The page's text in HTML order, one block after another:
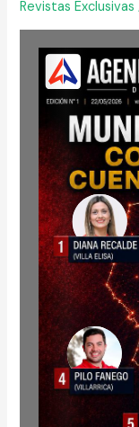
Revistas Exclusivas